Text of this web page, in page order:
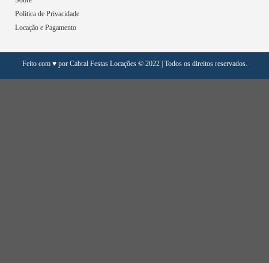
Política de Privacidade
Locação e Pagamento
Feito com ♥ por Cabral Festas Locações © 2022 | Todos os direitos reservados.